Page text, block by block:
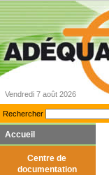
Vendredi 7 août 2026
Rechercher
Accueil
Centre de
documentation